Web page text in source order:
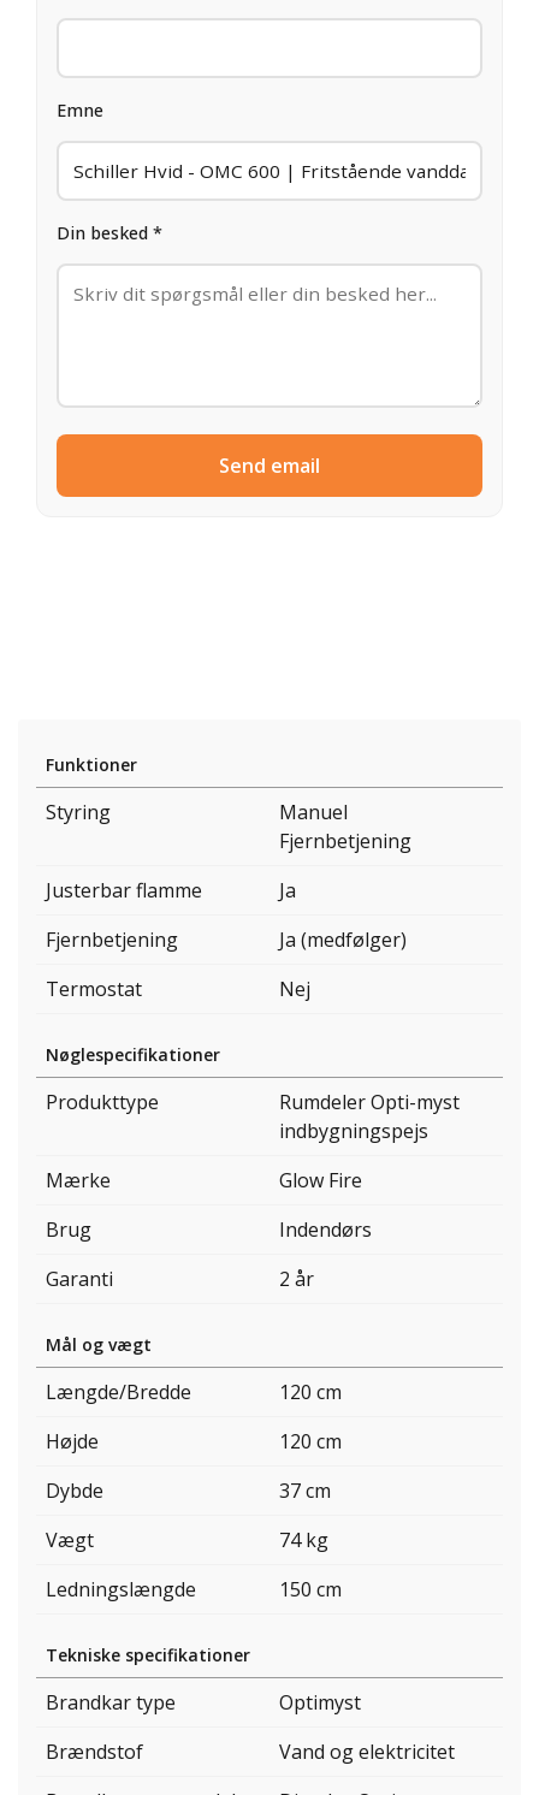
Emne
Din besked *
Send email
Funktioner
Styring
Manuel
Fjernbetjening
Justerbar flamme
Ja
Fjernbetjening
Ja (medfølger)
Termostat
Nej
Nøglespecifikationer
Produkttype
Rumdeler Opti-myst
indbygningspejs
Mærke
Glow Fire
Brug
Indendørs
Garanti
2 år
Mål og vægt
Længde/Bredde
120 cm
Højde
120 cm
Dybde
37 cm
Vægt
74 kg
Ledningslængde
150 cm
Tekniske specifikationer
Brandkar type
Optimyst
Brændstof
Vand og elektricitet